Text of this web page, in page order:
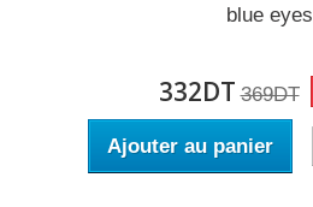
blue eyes
332DT 369DT
Ajouter au panier